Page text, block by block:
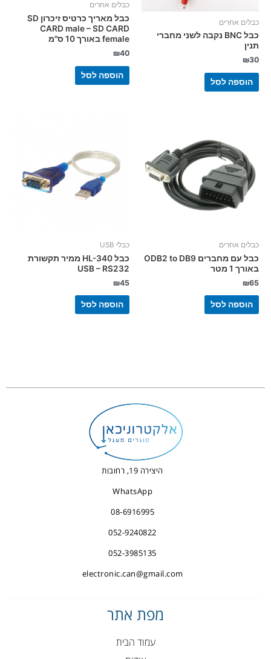
כבלים אחרים
כבל BNC נקבה לשני מחברי
תנין
₪30
הוספה לסל
כבלים אחרים
כבל מאריך כרטיס זיכרון SD
CARD male – SD CARD
female באורך 10 ס"מ
₪40
הוספה לסל
כבלים אחרים
כבל עם מחברים ODB2 to DB9
באורך 1 מטר
₪65
הוספה לסל
כבלי USB
כבל HL-340 ממיר תקשורת
USB – RS232
₪45
הוספה לסל
היצירה 19, רחובות
WhatsApp
08-6916995
052-9240822
052-3985135
electronic.can@gmail.com
מפת אתר
עמוד הבית